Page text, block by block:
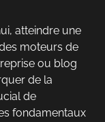
atteindre une
moteurs de
ou blog
de la
de
fondamentaux